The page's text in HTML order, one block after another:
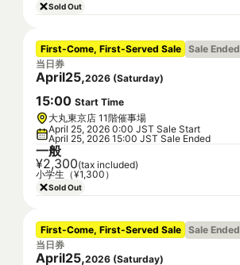
Sold Out
First-Come, First-Served Sale Sale Ended
当日券
April25,2026 (Saturday)
15:00 Start Time
大丸東京店 11階催事場
April 25, 2026 0:00 JST Sale Start
April 25, 2026 15:00 JST Sale Ended
一般
¥2,300(tax included)
小学生（¥1,300）
Sold Out
First-Come, First-Served Sale Sale Ended
当日券
April25,2026 (Saturday)